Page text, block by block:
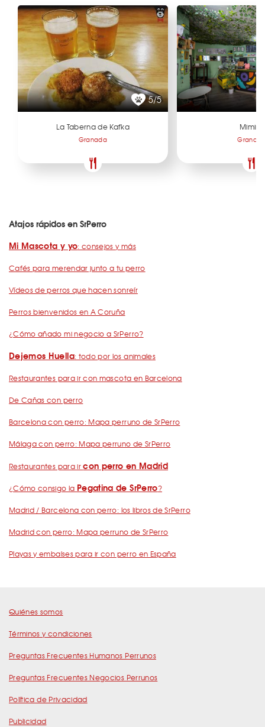
5/5
La Taberna de Kafka
Granada
Mimimi
Atajos rápidos en SrPerro
Mi Mascota y yo: consejos y más
Cafés para merendar junto a tu perro
Vídeos de perros que hacen sonreír
Perros bienvenidos en A Coruña
¿Cómo añado mi negocio a SrPerro?
Dejemos Huella: todo por los animales
Restaurantes para ir con mascota en Barcelona
De Cañas con perro
Barcelona con perro: Mapa perruno de SrPerro
Málaga con perro: Mapa perruno de SrPerro
Restaurantes para ircon perro en Madrid
¿Cómo consigo la Pegatina de SrPerro?
Madrid / Barcelona con perro: los libros de SrPerro
Madrid con perro: Mapa perruno de SrPerro
Playas y embalses para ir con perro en España
Quiénes somos
Términos y condiciones
Preguntas Frecuentes Humanos Perrunos
Preguntas Frecuentes Negocios Perrunos
Política de Privacidad
Publicidad